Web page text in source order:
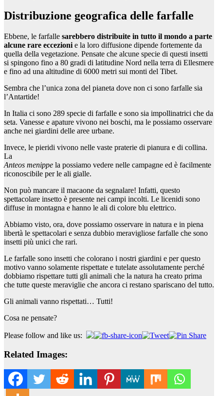
Distribuzione geografica delle farfalle
Ebbene, le farfalle sarebbero distribuite in tutto il mondo a parte
alcune rare eccezioni e la loro diffusione dipende fortemente da
quella della vegetazione. Pensate che alcune specie di questi insetti
si spingono fino a 80 gradi di latitudine Nord nella terra di Ellesmere
e fino ad una altitudine di 6000 metri sui monti del Tibet.
Sembra che l’unica zona del pianeta dove non ci sono farfalle sia
l’Antartide!
In Italia ci sono 289 specie di farfalle e sono sia impollinatrici che da
seta. Vanesse e apature vivono nei boschi, ma le possiamo osservare
anche nei giardini delle aree urbane.
Invece, le pieridi vivono nelle vaste praterie di pianura e di collina.
La
Anteos menippe la possiamo vedere nelle campagne ed è facilmente
riconoscibile per le ali gialle.
Non può mancare il macaone da segnalare! Infatti, questo
spettacolare insetto è presente nei campi incolti. Le licenidi sono
diffuse in montagna e hanno le ali di colore blu elettrico.
Abbiamo visto, ora, dove possiamo osservare in natura e in piena
libertà le spettacolari e senza dubbio meravigliose farfalle che sono
insetti più unici che rari.
Le farfalle sono insetti che colorano i nostri giardini e per questo
motivo vanno solamente rispettate e tutelate assolutamente perché
dobbiamo rispettare tutti gli animali che la natura ha creato prima
che tutte queste meraviglie che ancora ci restano spariscano del tutto.
Gli animali vanno rispettati… Tutti!
Cosa ne pensate?
Please follow and like us:
Related Images: